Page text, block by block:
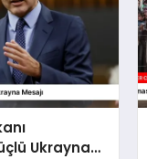
Ukrayna